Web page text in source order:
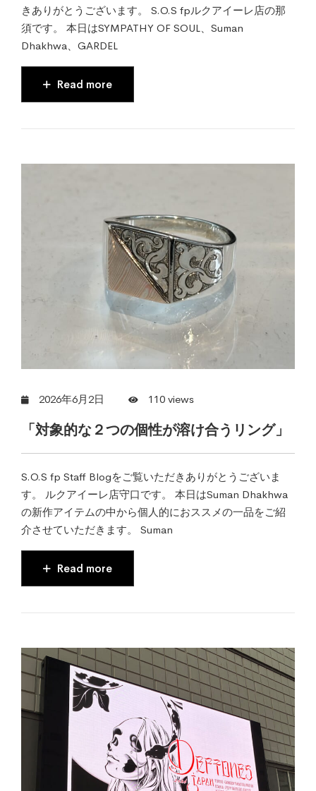
きありがとうございます。 S.O.S fpルクアイーレ店の那
須です。 本日はSYMPATHY OF SOUL、Suman
Dhakhwa、GARDEL
Read more
2026年6月2日 110 views
「対象的な２つの個性が溶け合うリング」
S.O.S fp Staff Blogをご覧いただきありがとうございま
す。 ルクアイーレ店守口です。 本日はSuman Dhakhwa
の新作アイテムの中から個人的におススメの一品をご紹
介させていただきます。 Suman
Read more